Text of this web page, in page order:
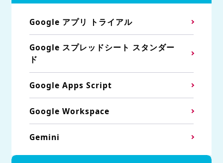
Google アプリ トライアル
Google スプレッドシート スタンダー
ド
Google Apps Script
Google Workspace
Gemini